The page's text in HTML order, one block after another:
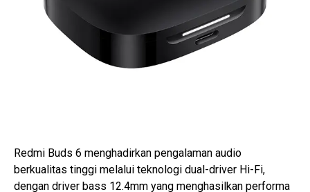
Redmi Buds 6 menghadirkan pengalaman audio
berkualitas tinggi melalui teknologi dual-driver Hi-Fi,
dengan driver bass 12.4mm yang menghasilkan performa